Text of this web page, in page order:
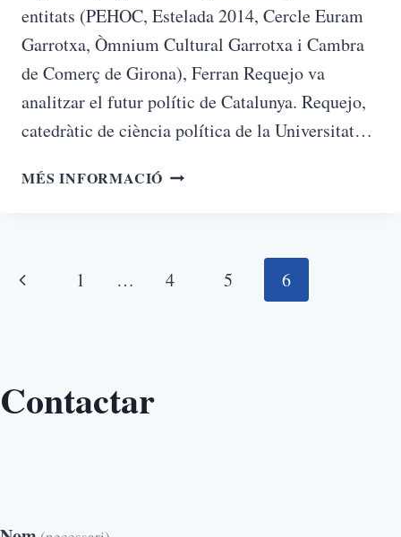
entitats (PEHOC, Estelada 2014, Cercle Euram
Garrotxa, Òmnium Cultural Garrotxa i Cambra
de Comerç de Girona), Ferran Requejo va
analitzar el futur polític de Catalunya. Requejo,
catedràtic de ciència política de la Universitat…
MÉS INFORMACIÓ
1 … 4 5 6
Contactar